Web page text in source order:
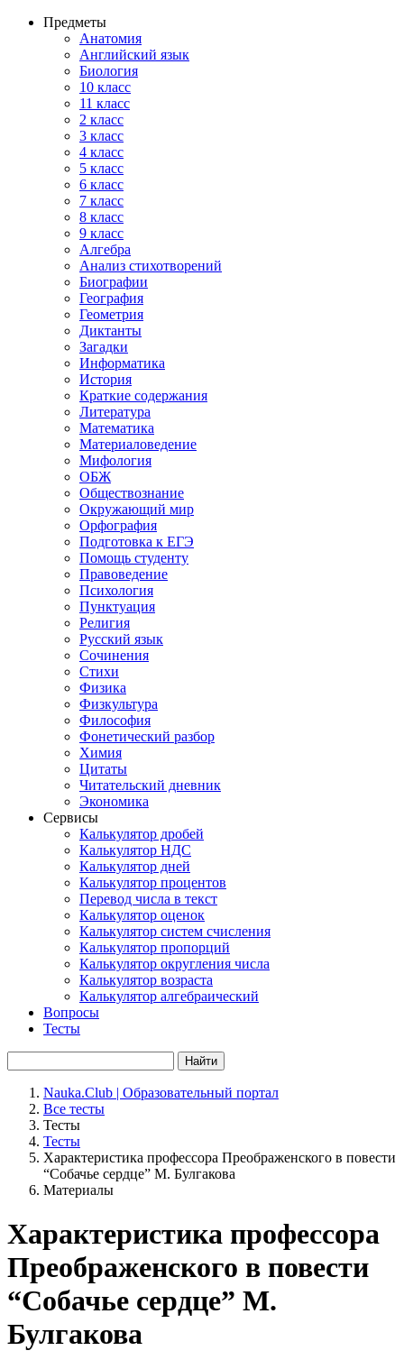
Предметы
Анатомия
Английский язык
Биология
10 класс
11 класс
2 класс
3 класс
4 класс
5 класс
6 класс
7 класс
8 класс
9 класс
Алгебра
Анализ стихотворений
Биографии
География
Геометрия
Диктанты
Загадки
Информатика
История
Краткие содержания
Литература
Математика
Материаловедение
Мифология
ОБЖ
Обществознание
Окружающий мир
Орфография
Подготовка к ЕГЭ
Помощь студенту
Правоведение
Психология
Пунктуация
Религия
Русский язык
Сочинения
Стихи
Физика
Физкультура
Философия
Фонетический разбор
Химия
Цитаты
Читательский дневник
Экономика
Сервисы
Калькулятор дробей
Калькулятор НДС
Калькулятор дней
Калькулятор процентов
Перевод числа в текст
Калькулятор оценок
Калькулятор систем счисления
Калькулятор пропорций
Калькулятор округления числа
Калькулятор возраста
Калькулятор алгебраический
Вопросы
Тесты
Найти
Nauka.Club | Образовательный портал
Все тесты
Тесты
Тесты
Характеристика профессора Преображенского в повести
“Собачье сердце” М. Булгакова
Материалы
Характеристика профессора
Преображенского в повести
“Собачье сердце” М.
Булгакова